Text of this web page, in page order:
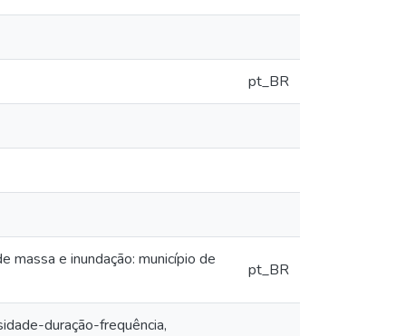
pt_BR
massa e inundação: município de
pt_BR
duração-frequência,